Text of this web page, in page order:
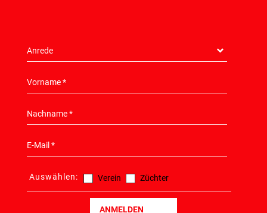
Auswählen: Verein Züchter
ANMELDEN